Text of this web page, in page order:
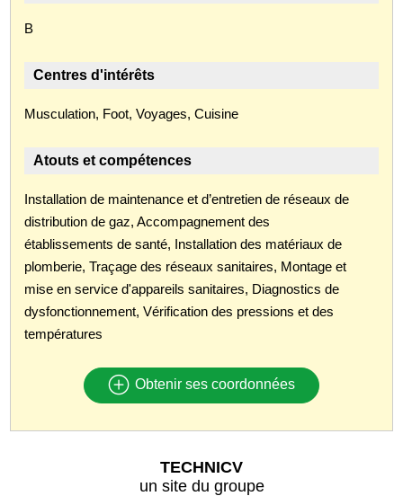
B
Centres d'intérêts
Musculation, Foot, Voyages, Cuisine
Atouts et compétences
Installation de maintenance et d’entretien de réseaux de
distribution de gaz, Accompagnement des
établissements de santé, Installation des matériaux de
plomberie, Traçage des réseaux sanitaires, Montage et
mise en service d'appareils sanitaires, Diagnostics de
dysfonctionnement, Vérification des pressions et des
températures
Obtenir ses coordonnées
TECHNICV
un site du groupe